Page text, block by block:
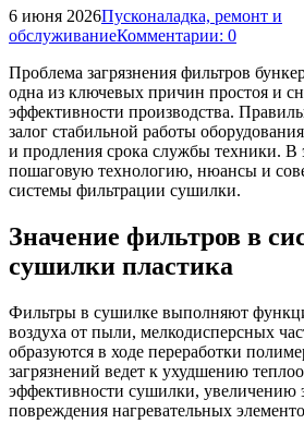
6 июня 2026Пусконаладка, ремонт и
обслуживаниеКомментарии: 0
Проблема загрязнения фильтров
одна из ключевых причин простоя и
эффективности производства.
залог стабильной работы
и продления срока службы техники. В
пошаговую технологию, нюансы и
системы фильтрации сушилки.
Значение фильтров в
сушилки пластика
Фильтры в сушилке выполняют
воздуха от пыли, мелкодисперсных
образуются в ходе переработки
загрязнений ведет к ухудшению
эффективности сушилки, увеличению
повреждения нагревательных